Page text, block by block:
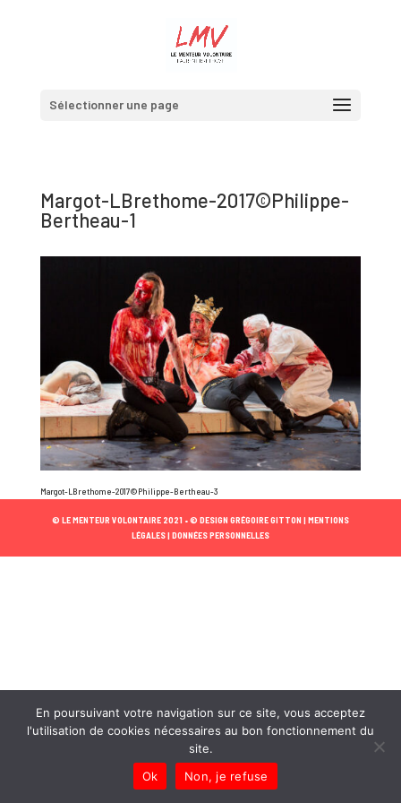
Sélectionner une page
Margot-LBrethome-2017©Philippe-
Bertheau-1
Margot-LBrethome-2017©Philippe-Bertheau-3
© LE MENTEUR VOLONTAIRE 2021 •© DESIGN GRÉGOIRE GITTON | MENTIONS
LÉGALES | DONNÉES PERSONNELLES
En poursuivant votre navigation sur ce site, vous acceptez
l'utilisation de cookies nécessaires au bon fonctionnement du
site.
Ok
Non, je refuse